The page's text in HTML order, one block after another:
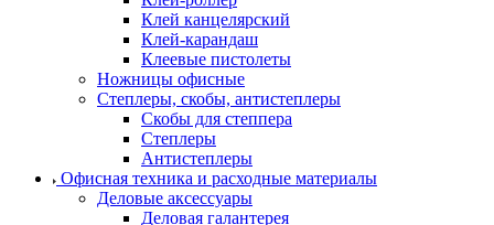
Клей канцелярский
Клей-карандаш
Клеевые пистолеты
Ножницы офисные
Степлеры, скобы, антистеплеры
Скобы для степпера
Степлеры
Антистеплеры
Офисная техника и расходные материалы
Деловые аксессуары
Деловая галантерея